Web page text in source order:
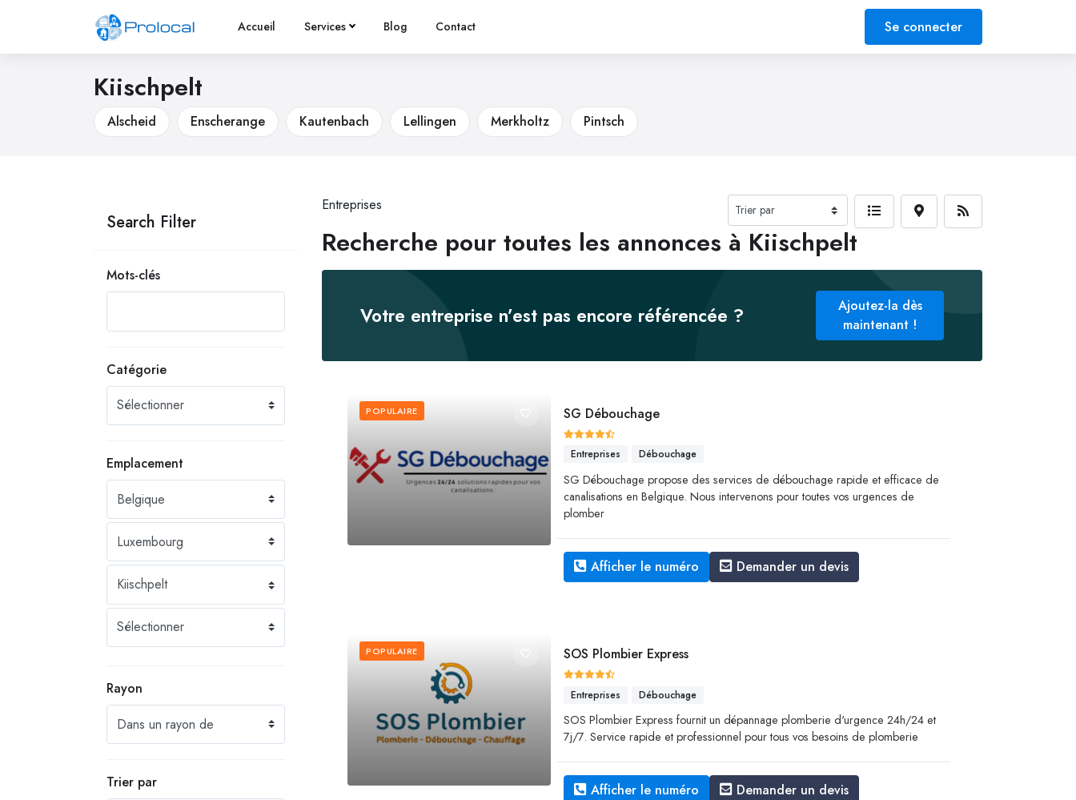
Accueil Services Blog Contact Se connecter
Kiischpelt
Alscheid Enscherange Kautenbach Lellingen Merkholtz Pintsch
Search Filter
Mots-clés
Catégorie
Emplacement
Rayon
Trier par
Entreprises
Recherche pour toutes les annonces à Kiischpelt
Votre entreprise n’est pas encore référencée ?
Ajoutez-la dès
maintenant !
POPULAIRE SG Débouchage
Entreprises Débouchage
SG Débouchage propose des services de débouchage rapide et efficace de
canalisations en Belgique. Nous intervenons pour toutes vos urgences de
plomber
Afficher le numéro Demander un devis
POPULAIRE SOS Plombier Express
Entreprises Débouchage
SOS Plombier Express fournit un dépannage plomberie d'urgence 24h/24 et
7j/7. Service rapide et professionnel pour tous vos besoins de plomberie
Afficher le numéro Demander un devis